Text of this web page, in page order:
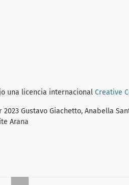
una licencia internacional Creative
Gustavo Giachetto, Anabella
Arana